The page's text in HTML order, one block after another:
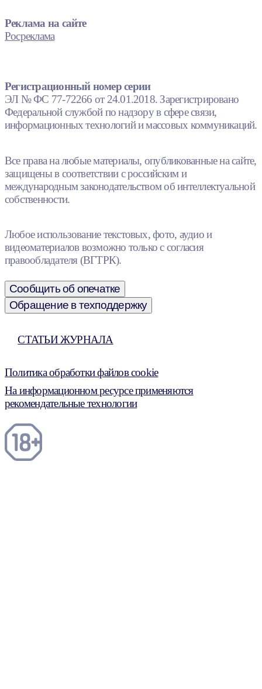
Реклама на сайте
Росреклама
Регистрационный номер серии
ЭЛ № ФС 77-72266 от 24.01.2018. Зарегистрировано
Федеральной службой по надзору в сфере связи,
информационных технологий и массовых коммуникаций.
Все права на любые материалы, опубликованные на сайте,
защищены в соответствии с российским и
международным законодательством об интеллектуальной
собственности.
Любое использование текстовых, фото, аудио и
видеоматериалов возможно только с согласия
правообладателя (ВГТРК).
Сообщить об опечатке
Обращение в техподдержку
СТАТЬИ ЖУРНАЛА
Политика обработки файлов cookie
На информационном ресурсе применяются
рекомендательные технологии